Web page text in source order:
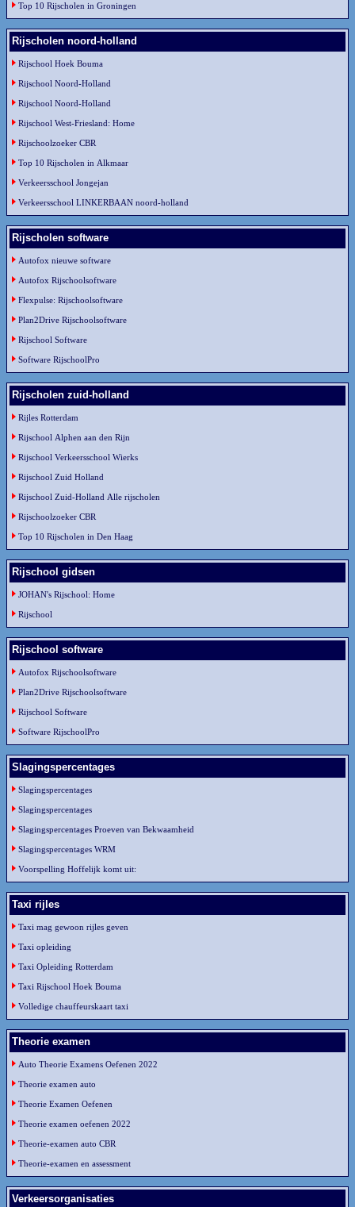
Top 10 Rijscholen in Groningen
Rijscholen noord-holland
Rijschool Hoek Bouma
Rijschool Noord-Holland
Rijschool Noord-Holland
Rijschool West-Friesland: Home
Rijschoolzoeker CBR
Top 10 Rijscholen in Alkmaar
Verkeersschool Jongejan
Verkeersschool LINKERBAAN noord-holland
Rijscholen software
Autofox nieuwe software
Autofox Rijschoolsoftware
Flexpulse: Rijschoolsoftware
Plan2Drive Rijschoolsoftware
Rijschool Software
Software RijschoolPro
Rijscholen zuid-holland
Rijles Rotterdam
Rijschool Alphen aan den Rijn
Rijschool Verkeersschool Wierks
Rijschool Zuid Holland
Rijschool Zuid-Holland Alle rijscholen
Rijschoolzoeker CBR
Top 10 Rijscholen in Den Haag
Rijschool gidsen
JOHAN's Rijschool: Home
Rijschool
Rijschool software
Autofox Rijschoolsoftware
Plan2Drive Rijschoolsoftware
Rijschool Software
Software RijschoolPro
Slagingspercentages
Slagingspercentages
Slagingspercentages
Slagingspercentages Proeven van Bekwaamheid
Slagingspercentages WRM
Voorspelling Hoffelijk komt uit:
Taxi rijles
Taxi mag gewoon rijles geven
Taxi opleiding
Taxi Opleiding Rotterdam
Taxi Rijschool Hoek Bouma
Volledige chauffeurskaart taxi
Theorie examen
Auto Theorie Examens Oefenen 2022
Theorie examen auto
Theorie Examen Oefenen
Theorie examen oefenen 2022
Theorie-examen auto CBR
Theorie-examen en assessment
Verkeersorganisaties